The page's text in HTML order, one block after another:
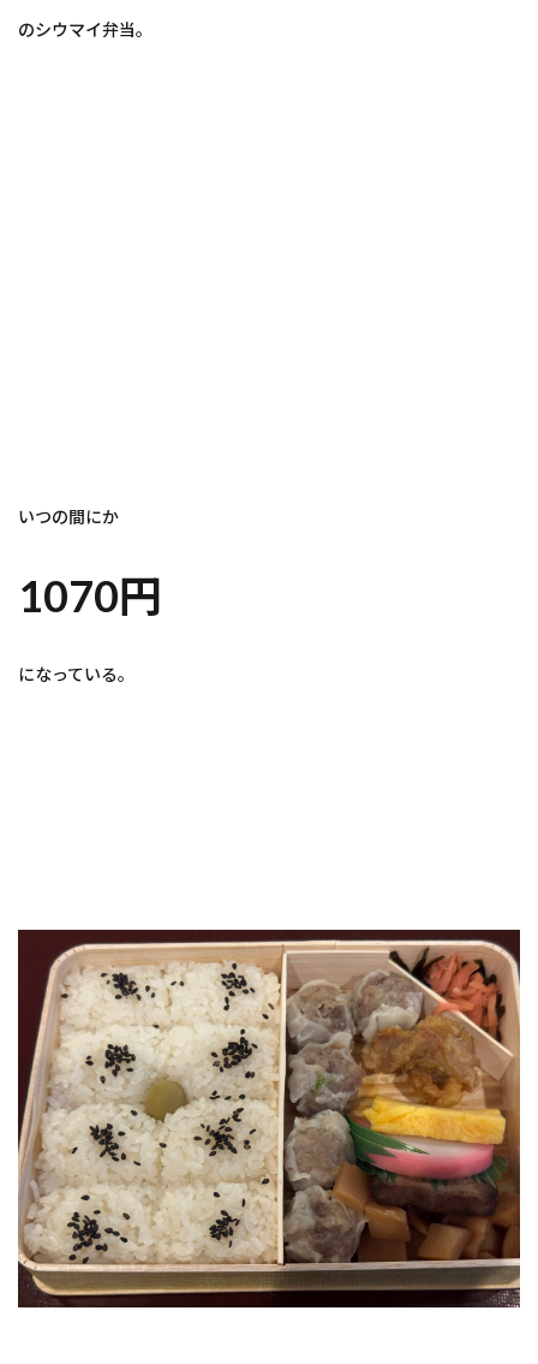
のシウマイ弁当。
いつの間にか
1070円
になっている。